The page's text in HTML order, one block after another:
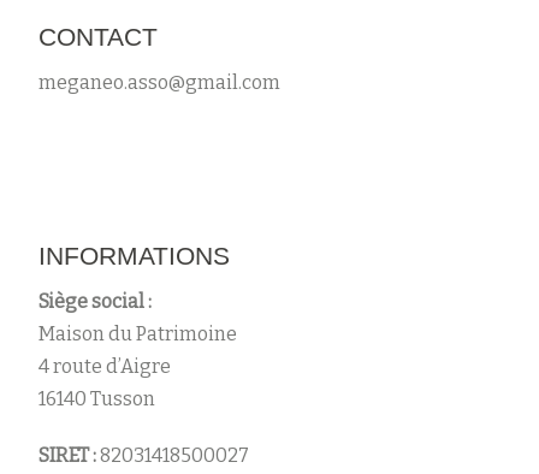
CONTACT
meganeo.asso@gmail.com
INFORMATIONS
Siège social :
Maison du Patrimoine
4 route d’Aigre
16140 Tusson
SIRET :82031418500027